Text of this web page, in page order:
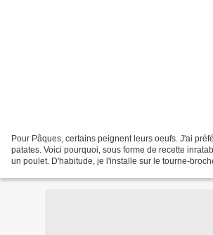
Pour Pâques, certains peignent leurs oeufs. J'ai
patates. Voici pourquoi, sous forme de recette
un poulet. D'habitude, je l'installe sur le tourne-